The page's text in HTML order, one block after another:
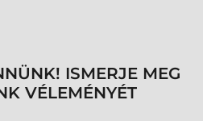
ISMERJE MEG
VÉLEMÉNYÉT